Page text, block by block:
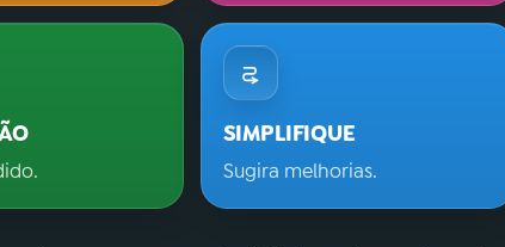
SIMPLIFIQUE
Sugira melhorias.